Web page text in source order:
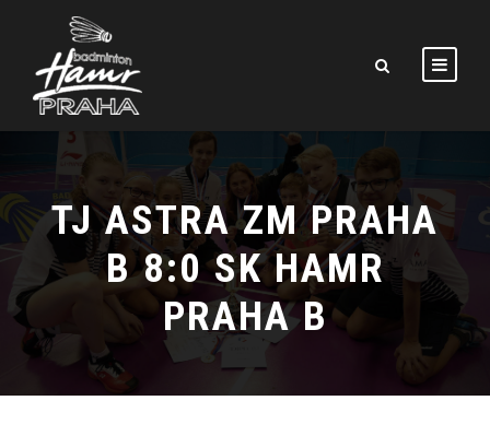
TJ ASTRA ZM PRAHA
B 8:0 SK HAMR
PRAHA B